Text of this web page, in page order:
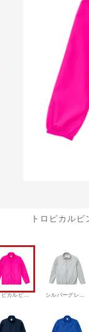
トロピカルピ
トロピカルピンク（0511） シルバーグレー（0490）
シ